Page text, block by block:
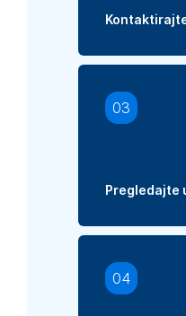
03
Pregledajte
04